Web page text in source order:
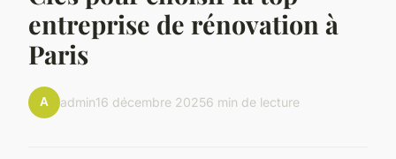
entreprise de rénovation à
Paris
A admin16 décembre 20256 min de lecture